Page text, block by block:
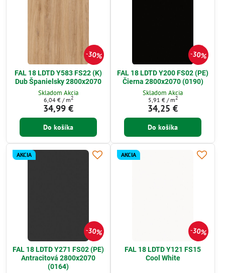
30%
FAL 18 LDTD Y583 FS22 (K)
Dub Španielsky 2800x2070
Skladom Akcia
34,99 €
6,04 € / m2
Do košíka
30%
FAL 18 LDTD Y200 FS02 (PE)
Čierna 2800x2070 (0190)
Skladom Akcia
34,25 €
5,91 € / m2
Do košíka
30%
AKCIA
FAL 18 LDTD Y271 FS02 (PE)
Antracitová 2800x2070
(0164)
30%
AKCIA
FAL 18 LDTD Y121 FS15
Cool White